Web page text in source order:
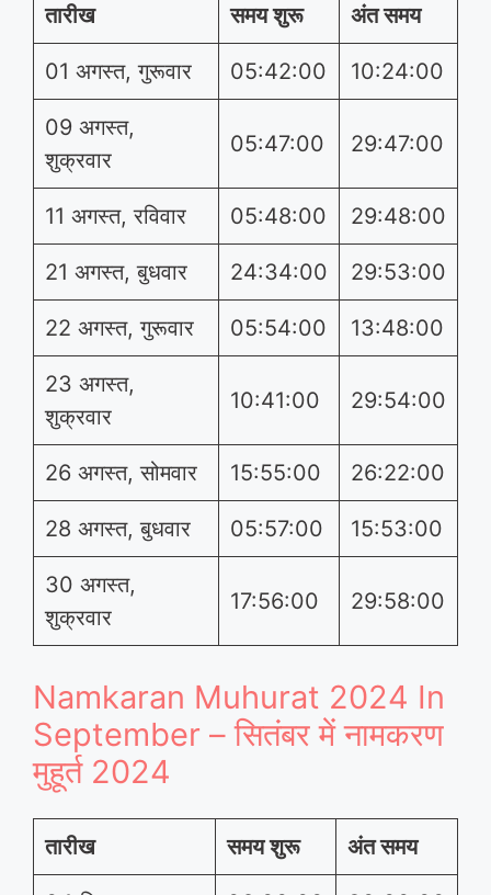
तारीख समय शुरू अंत समय
01 अगस्त, गुरूवार 05:42:00 10:24:00
09 अगस्त,
शुक्रवार
05:47:00 29:47:00
11 अगस्त, रविवार 05:48:00 29:48:00
21 अगस्त, बुधवार 24:34:00 29:53:00
22 अगस्त, गुरूवार 05:54:00 13:48:00
23 अगस्त,
शुक्रवार
10:41:00 29:54:00
26 अगस्त, सोमवार 15:55:00 26:22:00
28 अगस्त, बुधवार 05:57:00 15:53:00
30 अगस्त,
शुक्रवार
17:56:00 29:58:00
Namkaran Muhurat 2024 In
September – सितंबर में नामकरण
मुहूर्त 2024
तारीख समय शुरू अंत समय